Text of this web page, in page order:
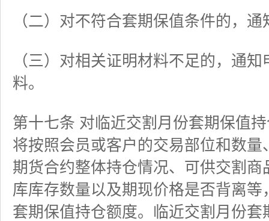
（二）对不符合套期保值条件的，
（三）对相关证明材料不足的，通
料。
第十七条 对临近交割月份套期保值
将按照会员或客户的交易部位和数
期货合约整体持仓情况、可供交割
库库存数量以及期现价格是否背离
套期保值持仓额度。临近交割月份